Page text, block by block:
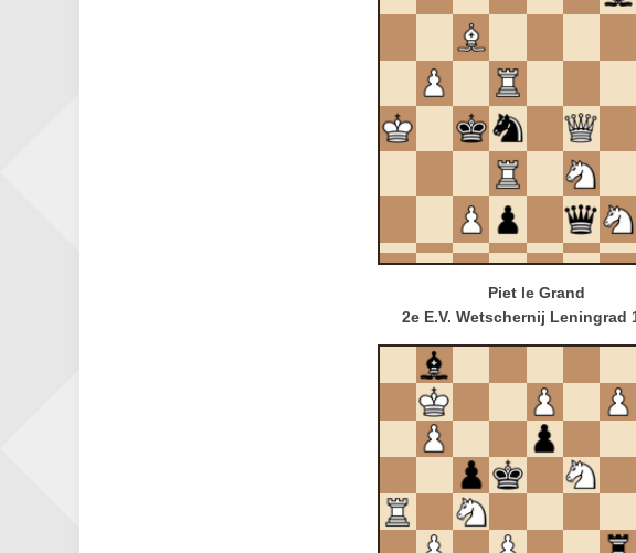
Piet le Grand
2e E.V. Wetschernij Leningrad